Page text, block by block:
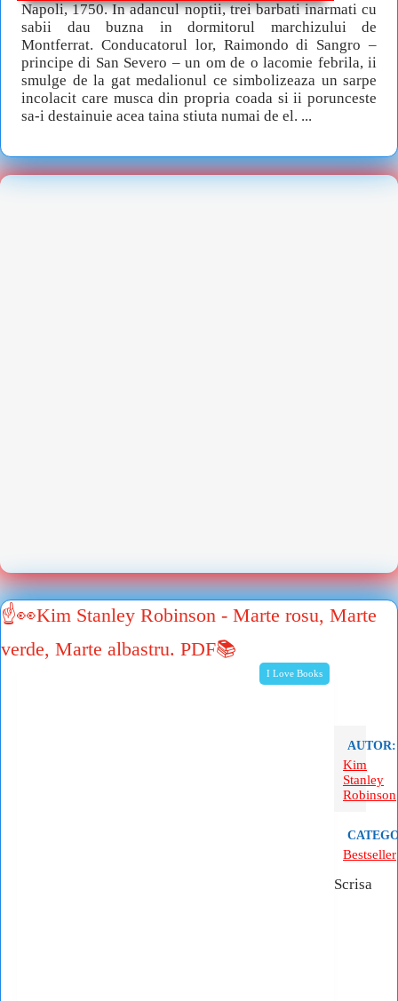
Napoli, 1750. In adancul noptii, trei barbati inarmati cu
sabii dau buzna in dormitorul marchizului de
Montferrat. Conducatorul lor, Raimondo di Sangro –
principe di San Severo – un om de o lacomie febrila, ii
smulge de la gat medalionul ce simbolizeaza un sarpe
incolacit care musca din propria coada si ii porunceste
sa-i destainuie acea taina stiuta numai de el. ...
I Love Books
☝👀Kim Stanley Robinson - Marte rosu, Marte
verde, Marte albastru. PDF📚
AUTOR:
Kim
Stanley
Robinson
Bestseller
Scrisa